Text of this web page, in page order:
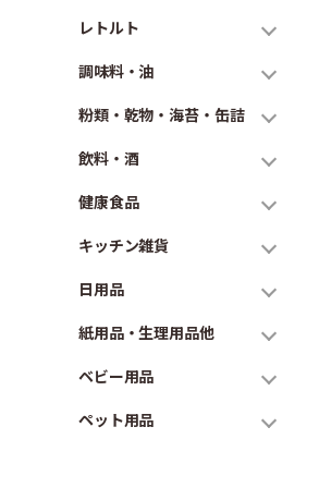
レトルト
調味料・油
粉類・乾物・海苔・缶詰
飲料・酒
健康食品
キッチン雑貨
日用品
紙用品・生理用品他
ベビー用品
ペット用品